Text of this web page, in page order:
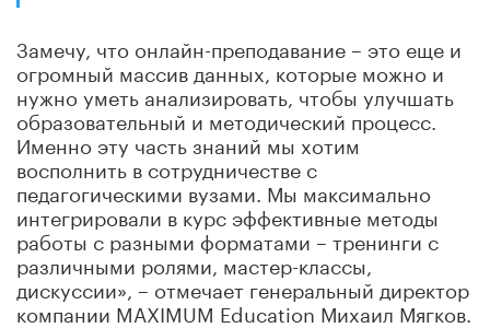
Замечу, что онлайн-преподавание – это еще и
огромный массив данных, которые можно и
нужно уметь анализировать, чтобы улучшать
образовательный и методический процесс.
Именно эту часть знаний мы хотим
восполнить в сотрудничестве с
педагогическими вузами. Мы максимально
интегрировали в курс эффективные методы
работы с разными форматами – тренинги с
различными ролями, мастер-классы,
дискуссии», – отмечает генеральный директор
компании MAXIMUM Education Михаил Мягков.